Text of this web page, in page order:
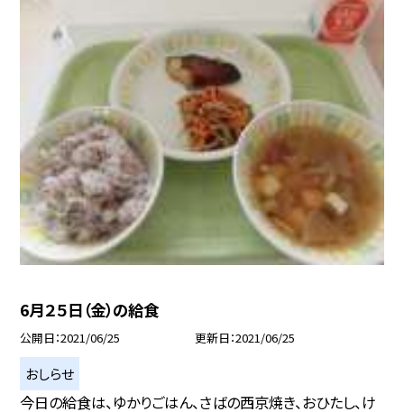
6月２５日（金）の給食
公開日 2021/06/25 更新日 2021/06/25
おしらせ
今日の給食は、ゆかりごはん、さばの西京焼き、おひたし、け